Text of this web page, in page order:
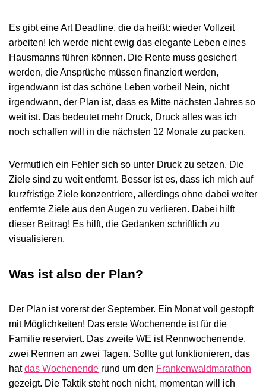
Es gibt eine Art Deadline, die da heißt: wieder Vollzeit
arbeiten! Ich werde nicht ewig das elegante Leben eines
Hausmanns führen können. Die Rente muss gesichert
werden, die Ansprüche müssen finanziert werden,
irgendwann ist das schöne Leben vorbei! Nein, nicht
irgendwann, der Plan ist, dass es Mitte nächsten Jahres so
weit ist. Das bedeutet mehr Druck, Druck alles was ich
noch schaffen will in die nächsten 12 Monate zu packen.
Vermutlich ein Fehler sich so unter Druck zu setzen. Die
Ziele sind zu weit entfernt. Besser ist es, dass ich mich auf
kurzfristige Ziele konzentriere, allerdings ohne dabei weiter
entfernte Ziele aus den Augen zu verlieren. Dabei hilft
dieser Beitrag! Es hilft, die Gedanken schriftlich zu
visualisieren.
Was ist also der Plan?
Der Plan ist vorerst der September. Ein Monat voll gestopft
mit Möglichkeiten! Das erste Wochenende ist für die
Familie reserviert. Das zweite WE ist Rennwochenende,
zwei Rennen an zwei Tagen. Sollte gut funktionieren, das
hatdas Wochenende rund um den Frankenwaldmarathon
gezeigt. Die Taktik steht noch nicht, momentan will ich